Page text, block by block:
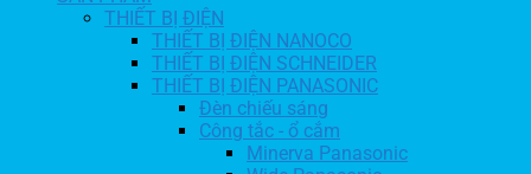
THIẾT BỊ ĐIỆN
THIẾT BỊ ĐIỆN NANOCO
THIẾT BỊ ĐIỆN SCHNEIDER
THIẾT BỊ ĐIỆN PANASONIC
Đèn chiếu sáng
Công tắc - ổ cắm
Minerva Panasonic